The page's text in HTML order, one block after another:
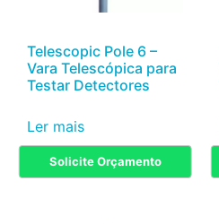
Telescopic Pole 6 –
Vara Telescópica para
Testar Detectores
Solicite Orçamento
Ler mais